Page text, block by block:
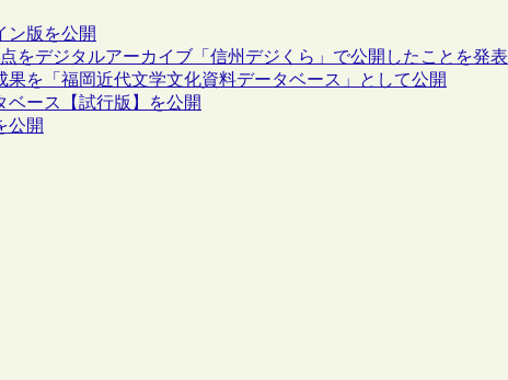
ン版を公開
をデジタルアーカイブ「信州デジくら」で公開したことを発表
を「福岡近代文学文化資料データベース」として公開
ース【試行版】を公開
公開